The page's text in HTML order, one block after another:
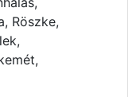
Röszke,